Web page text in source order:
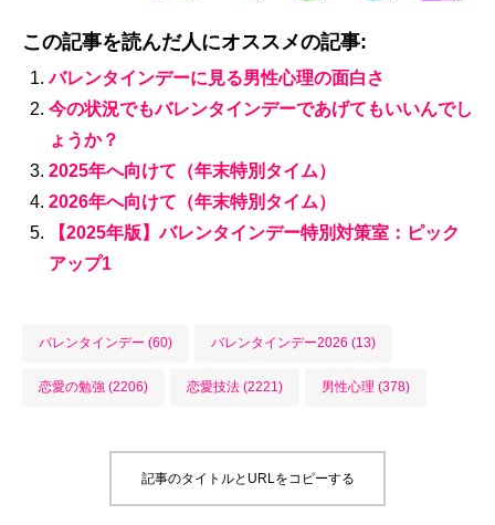
この記事を読んだ人にオススメの記事:
バレンタインデーに見る男性心理の面白さ
今の状況でもバレンタインデーであげてもいいんでし
ょうか？
2025年へ向けて（年末特別タイム）
2026年へ向けて（年末特別タイム）
【2025年版】バレンタインデー特別対策室：ピック
アップ1
バレンタインデー (60) バレンタインデー2026 (13)
恋愛の勉強 (2206) 恋愛技法 (2221) 男性心理 (378)
記事のタイトルとURLをコピーする